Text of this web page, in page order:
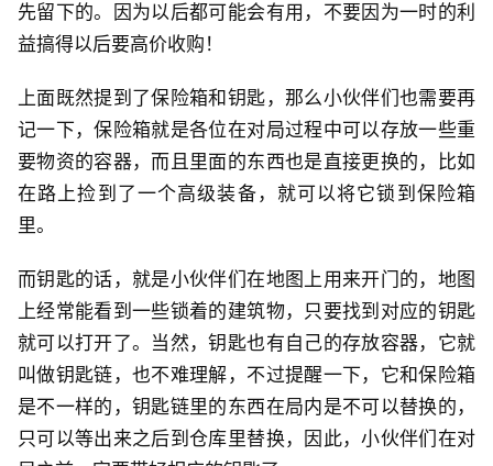
先留下的。因为以后都可能会有用，不要因为一时的利
益搞得以后要高价收购！
上面既然提到了保险箱和钥匙，那么小伙伴们也需要再
记一下，保险箱就是各位在对局过程中可以存放一些重
要物资的容器，而且里面的东西也是直接更换的，比如
在路上捡到了一个高级装备，就可以将它锁到保险箱
里。
而钥匙的话，就是小伙伴们在地图上用来开门的，地图
上经常能看到一些锁着的建筑物，只要找到对应的钥匙
就可以打开了。当然，钥匙也有自己的存放容器，它就
叫做钥匙链，也不难理解，不过提醒一下，它和保险箱
是不一样的，钥匙链里的东西在局内是不可以替换的，
只可以等出来之后到仓库里替换，因此，小伙伴们在对